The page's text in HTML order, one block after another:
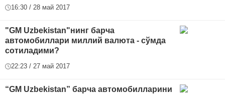
16:30 / 28 май 2017
"GM Uzbekistan"нинг барча
автомобиллари миллий валюта - сўмда
сотиладими?
22:23 / 27 май 2017
“GM Uzbekistan” барча автомобилларини